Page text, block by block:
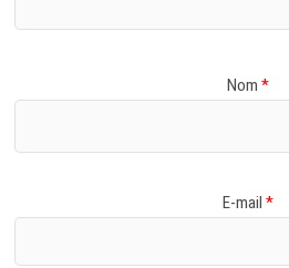
Nom *
E-mail *